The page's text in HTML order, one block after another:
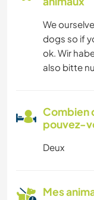
We
dogs so if
ok. Wir
also bitte
Combien
pouvez-
Deux
Mes